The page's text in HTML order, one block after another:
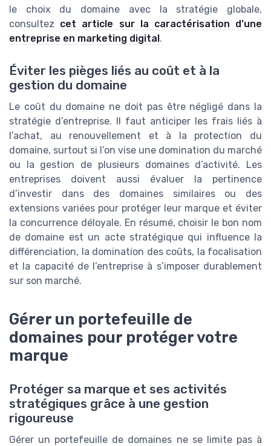
le choix du domaine avec la stratégie globale,
consultez cet article sur la caractérisation d’une
entreprise en marketing digital.
Éviter les pièges liés au coût et à la
gestion du domaine
Le coût du domaine ne doit pas être négligé dans la
stratégie d’entreprise. Il faut anticiper les frais liés à
l’achat, au renouvellement et à la protection du
domaine, surtout si l’on vise une domination du marché
ou la gestion de plusieurs domaines d’activité. Les
entreprises doivent aussi évaluer la pertinence
d’investir dans des domaines similaires ou des
extensions variées pour protéger leur marque et éviter
la concurrence déloyale. En résumé, choisir le bon nom
de domaine est un acte stratégique qui influence la
différenciation, la domination des coûts, la focalisation
et la capacité de l’entreprise à s’imposer durablement
sur son marché.
Gérer un portefeuille de
domaines pour protéger votre
marque
Protéger sa marque et ses activités
stratégiques grâce à une gestion
rigoureuse
Gérer un portefeuille de domaines ne se limite pas à